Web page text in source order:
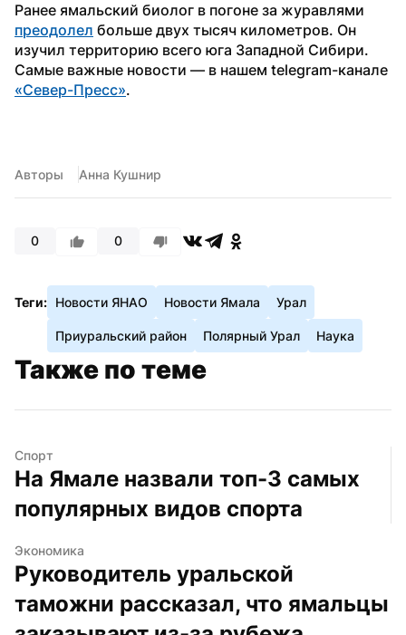
преодолел больше двух тысяч километров. Он
изучил территорию всего юга Западной Сибири.
«Север-Пресс».
Авторы Анна Кушнир
0 0
Теги: Новости ЯНАО Новости Ямала Урал
Приуральский район Полярный Урал Наука
Также по теме
Спорт
На Ямале назвали топ-3 самых
популярных видов спорта
Экономика
Руководитель уральской
таможни рассказал, что ямальцы